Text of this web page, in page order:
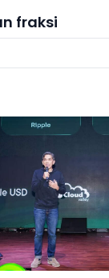
fraksi